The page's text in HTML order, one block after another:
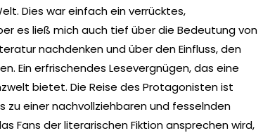
Dies war einfach ein verrücktes,
es ließ mich auch tief über die Bedeutung von
nachdenken und über den Einfluss, den
Ein erfrischendes Lesevergnügen, das eine
bietet. Die Reise des Protagonisten ist
zu einer nachvollziehbaren und fesselnden
Fans der literarischen Fiktion ansprechen wird,